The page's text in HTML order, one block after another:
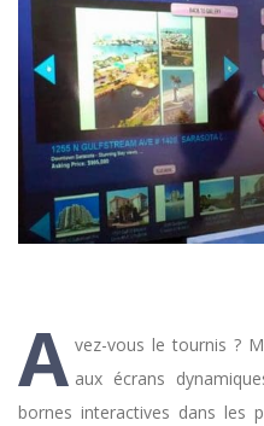
A vez-vous le tournis ?
aux écrans
bornes interactives dans les